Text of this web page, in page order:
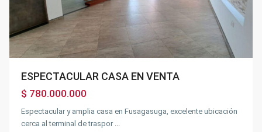
ESPECTACULAR CASA EN VENTA
$ 780.000.000
Espectacular y amplia casa en Fusagasuga, excelente ubicación
cerca al terminal de traspor ...